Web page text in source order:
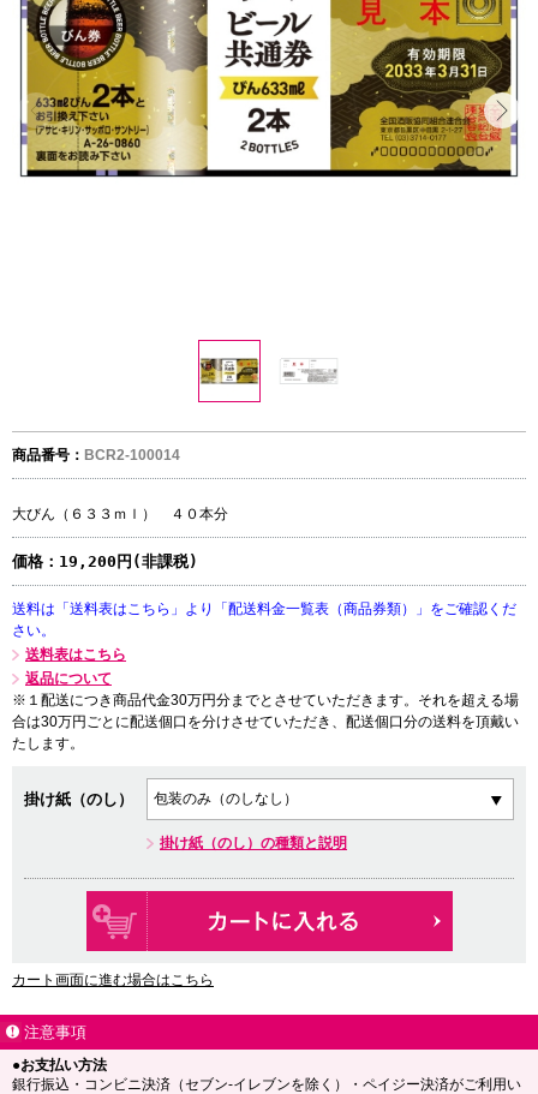
商品番号： BCR2-100014
大びん（６３３ｍｌ） ４０本分
価格： 19,200円(非課税)
送料は「送料表はこちら」より「配送料金一覧表（商品券類）」をご確認くだ
さい。
送料表はこちら
返品について
※１配送につき商品代金30万円分までとさせていただきます。それを超える場
合は30万円ごとに配送個口を分けさせていただき、配送個口分の送料を頂戴い
たします。
掛け紙（のし）
掛け紙（のし）の種類と説明
カート画面に進む場合はこちら
注意事項
●お支払い方法
銀行振込・コンビニ決済（セブン-イレブンを除く）・ペイジー決済がご利用い